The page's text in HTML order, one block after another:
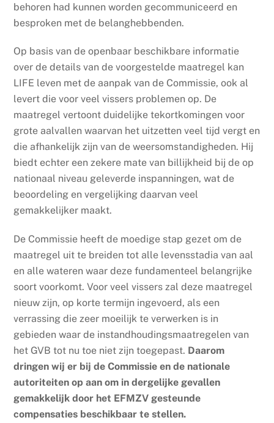
behoren had kunnen worden gecommuniceerd en
besproken met de belanghebbenden.
Op basis van de openbaar beschikbare informatie
over de details van de voorgestelde maatregel kan
LIFE leven met de aanpak van de Commissie, ook al
levert die voor veel vissers problemen op. De
maatregel vertoont duidelijke tekortkomingen voor
grote aalvallen waarvan het uitzetten veel tijd vergt en
die afhankelijk zijn van de weersomstandigheden. Hij
biedt echter een zekere mate van billijkheid bij de op
nationaal niveau geleverde inspanningen, wat de
beoordeling en vergelijking daarvan veel
gemakkelijker maakt.
De Commissie heeft de moedige stap gezet om de
maatregel uit te breiden tot alle levensstadia van aal
en alle wateren waar deze fundamenteel belangrijke
soort voorkomt. Voor veel vissers zal deze maatregel
nieuw zijn, op korte termijn ingevoerd, als een
verrassing die zeer moeilijk te verwerken is in
gebieden waar de instandhoudingsmaatregelen van
het GVB tot nu toe niet zijn toegepast. Daarom
dringen wij er bij de Commissie en de nationale
autoriteiten op aan om in dergelijke gevallen
gemakkelijk door het EFMZV gesteunde
compensaties beschikbaar te stellen.